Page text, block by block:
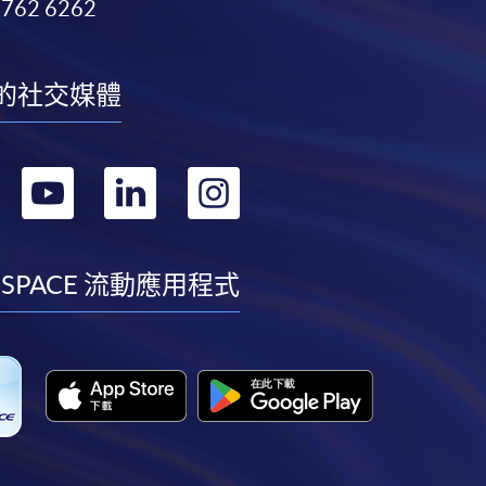
6262
社交媒體
轉
youtube
轉
linkedin
轉
instagram
流動應用程式